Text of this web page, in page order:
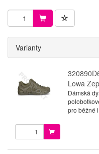
Varianty
Lowa
Dámská
pro běžné